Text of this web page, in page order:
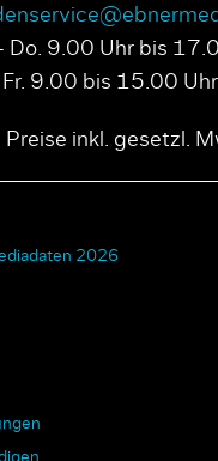
Do. 9.00 Uhr bis
Fr. 9.00 bis 15.00
Preise inkl. gesetzl.
2026